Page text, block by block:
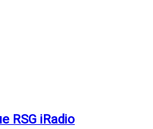
RSG iRadio